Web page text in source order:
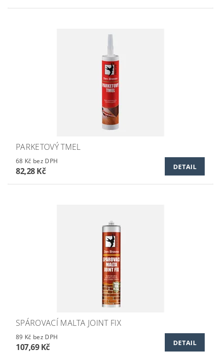
PARKETOVÝ TMEL
68 Kč bez DPH
82,28 Kč DETAIL
SPÁROVACÍ MALTA JOINT FIX
89 Kč bez DPH
107,69 Kč DETAIL